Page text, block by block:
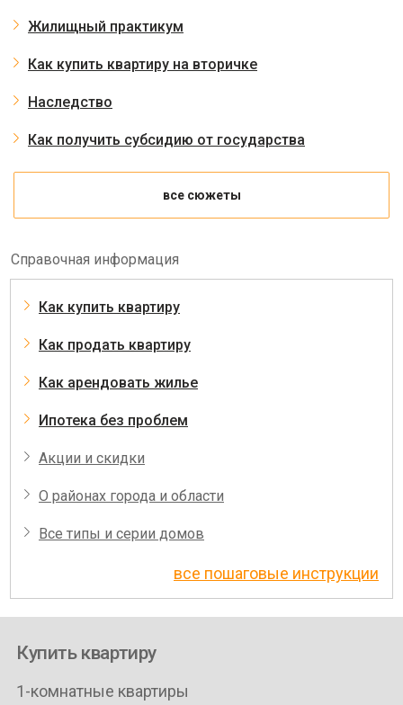
Жилищный практикум
Как купить квартиру на вторичке
Наследство
Как получить субсидию от государства
все сюжеты
Справочная информация
Как купить квартиру
Как продать квартиру
Как арендовать жилье
Ипотека без проблем
Акции и скидки
О районах города и области
Все типы и серии домов
все пошаговые инструкции
Купить квартиру
1-комнатные квартиры